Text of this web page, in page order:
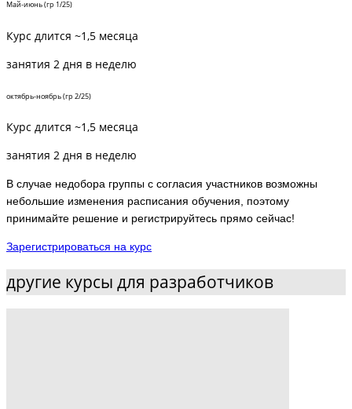
Май-июнь (гр 1/25)
Курс длится ~1,5 месяца
занятия 2 дня в неделю
октябрь-ноябрь (гр 2/25)
Курс длится ~1,5 месяца
занятия 2 дня в неделю
В случае недобора группы с согласия участников возможны
небольшие изменения расписания обучения, поэтому
принимайте решение и регистрируйтесь прямо сейчас!
Зарегистрироваться на курс
другие курсы для разработчиков